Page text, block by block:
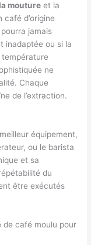
mouture et la
café d’origine
jamais
inadaptée ou si la
température
ne
Chaque
de l’extraction.
équipement,
ou le barista
et sa
du
être exécutés
de café moulu pour